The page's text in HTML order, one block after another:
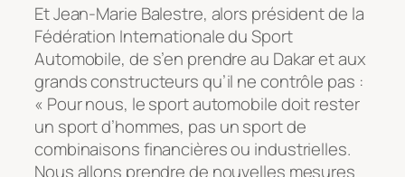
Et Jean-Marie Balestre, alors président de la
Fédération Internationale du Sport
Automobile, de s’en prendre au Dakar et aux
grands constructeurs qu’il ne contrôle pas :
« Pour nous, le sport automobile doit rester
un sport d’hommes, pas un sport de
combinaisons financières ou industrielles.
Nous allons prendre de nouvelles mesures